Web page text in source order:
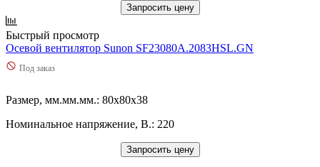
Запросить цену
Быстрый просмотр
Осевой вентилятор Sunon SF23080A.2083HSL.GN
Под заказ
Размер, мм.мм.мм.: 80x80x38
Номинальное напряжение, В.: 220
Запросить цену